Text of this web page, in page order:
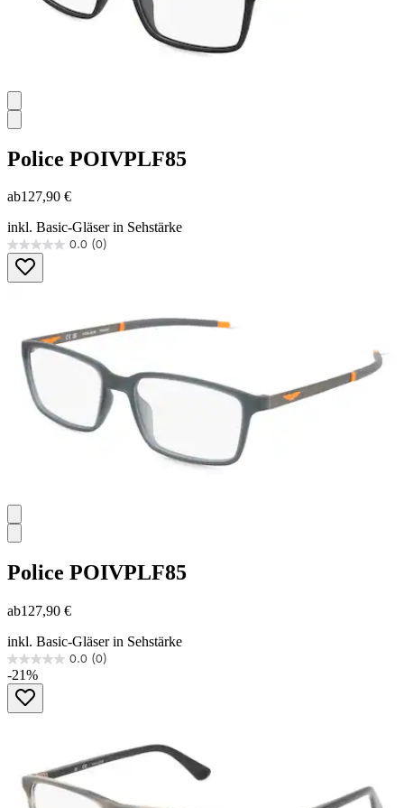
Police POIVPLF85
ab127,90 €
inkl. Basic-Gläser in Sehstärke
0.0 (0)
0.0
von
5
Police POIVPLF85
ab127,90 €
inkl. Basic-Gläser in Sehstärke
0.0 (0)
0.0
von
Sternen.
-21%